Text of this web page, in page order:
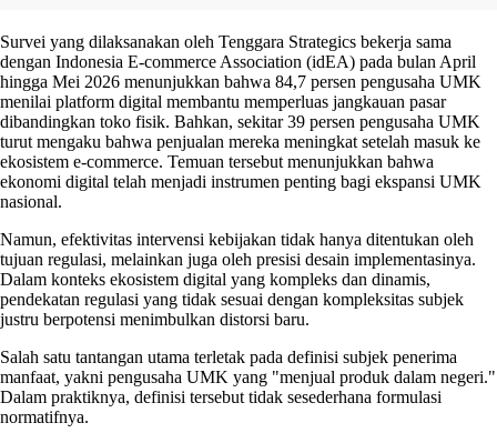
Survei yang dilaksanakan oleh Tenggara Strategics bekerja sama
dengan Indonesia E-commerce Association (idEA) pada bulan April
hingga Mei 2026 menunjukkan bahwa 84,7 persen pengusaha UMK
menilai platform digital membantu memperluas jangkauan pasar
dibandingkan toko fisik. Bahkan, sekitar 39 persen pengusaha UMK
turut mengaku bahwa penjualan mereka meningkat setelah masuk ke
ekosistem e-commerce. Temuan tersebut menunjukkan bahwa
ekonomi digital telah menjadi instrumen penting bagi ekspansi UMK
nasional.
Namun, efektivitas intervensi kebijakan tidak hanya ditentukan oleh
tujuan regulasi, melainkan juga oleh presisi desain implementasinya.
Dalam konteks ekosistem digital yang kompleks dan dinamis,
pendekatan regulasi yang tidak sesuai dengan kompleksitas subjek
justru berpotensi menimbulkan distorsi baru.
Salah satu tantangan utama terletak pada definisi subjek penerima
manfaat, yakni pengusaha UMK yang "menjual produk dalam negeri."
Dalam praktiknya, definisi tersebut tidak sesederhana formulasi
normatifnya.